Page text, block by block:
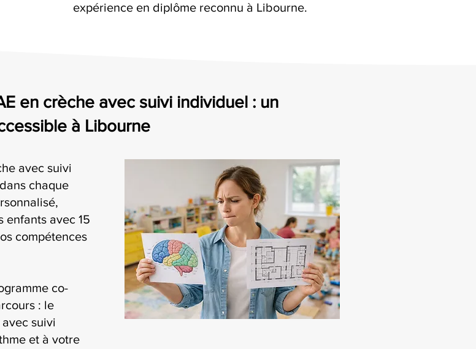
expérience en diplôme reconnu à Libourne.
en crèche avec suivi individuel : un
à Libourne
avec suivi
chaque
enfants avec 15
compétences
co-
: le
suivi
et à votre